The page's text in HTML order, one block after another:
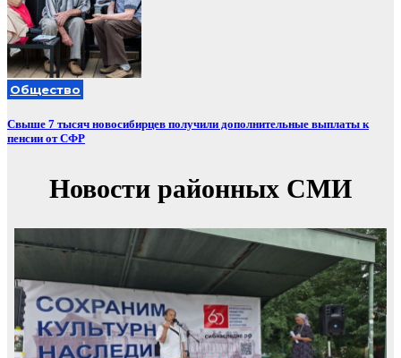
Общество
Свыше 7 тысяч новосибирцев получили дополнительные выплаты к
пенсии от СФР